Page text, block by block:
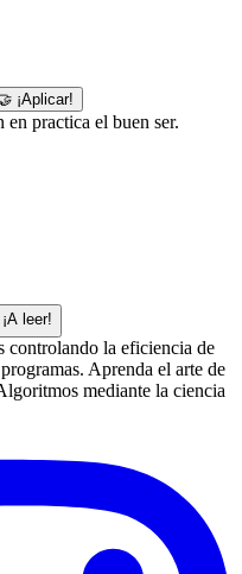
¡Aplicar!
en practica el buen ser.
leer!
controlando la eficiencia de
Aprenda el arte de
mediante la ciencia